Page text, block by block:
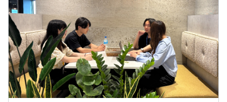
・エンジニア向け勉強会
・社内LT
・資格取得支援
・DAライブラリー
・メンター制度
月〜金で週12時間以上（目安は1日6時間〜）
※勤務日・時間、開始日など柔軟に対応しますので、お気
軽にご相談ください
休憩時間：休憩60分 ※昼食時間は業務の都合により各々
の自主性に任せています
平均残業時間：平均16時間/月
2年度前 男性5人 女性6人
3年度前 男性5人 女性1人
研修の有無及び内容
新入社員研修など
自己啓発支援の有無及びその内容